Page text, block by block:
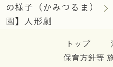
の様子（かみつるま）
園】人形劇
トップ
保育方針等